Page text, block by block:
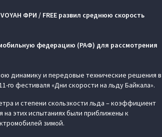
ФРИ / FREE развил среднюю скорость
федерацию (РАФ) для рассмотрения
динамику и передовые технические решения в
го фестиваля «Дни скорости на льду Байкала».
и степени скользкости льда – коэффициент
на этих испытаниях были приближены к
зимой.